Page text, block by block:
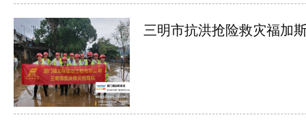
三明市抗洪抢险救灾福加